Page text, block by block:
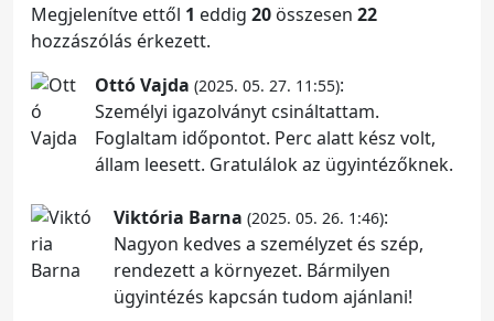
Megjelenítve ettől 1 eddig 20 összesen 22
hozzászólás érkezett.
Ottó Vajda (2025. 05. 27. 11:55):
Személyi igazolványt csináltattam.
Foglaltam időpontot. Perc alatt kész volt,
állam leesett. Gratulálok az ügyintézőknek.
Viktória Barna (2025. 05. 26. 1:46):
Nagyon kedves a személyzet és szép,
rendezett a környezet. Bármilyen
ügyintézés kapcsán tudom ajánlani!